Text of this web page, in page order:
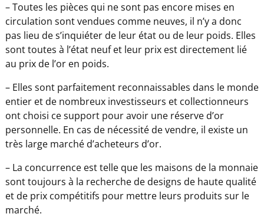
– Toutes les pièces qui ne sont pas encore mises en
circulation sont vendues comme neuves, il n’y a donc
pas lieu de s’inquiéter de leur état ou de leur poids. Elles
sont toutes à l’état neuf et leur prix est directement lié
au prix de l’or en poids.
– Elles sont parfaitement reconnaissables dans le monde
entier et de nombreux investisseurs et collectionneurs
ont choisi ce support pour avoir une réserve d’or
personnelle. En cas de nécessité de vendre, il existe un
très large marché d’acheteurs d’or.
– La concurrence est telle que les maisons de la monnaie
sont toujours à la recherche de designs de haute qualité
et de prix compétitifs pour mettre leurs produits sur le
marché.